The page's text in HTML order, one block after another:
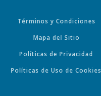
Términos y Condiciones
Mapa del Sitio
Políticas de Privacidad
Políticas de Uso de Cookies